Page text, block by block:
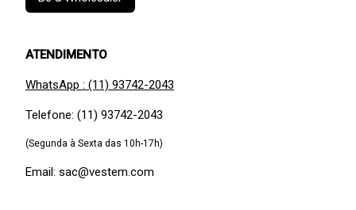
ATENDIMENTO
WhatsApp : (11) 93742-2043
Telefone: (11) 93742-2043
(Segunda à Sexta das 10h-17h)
Email: sac@vestem.com